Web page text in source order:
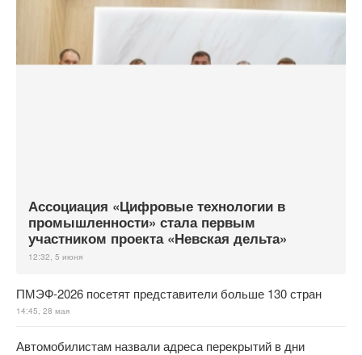
Ассоциация «Цифровые технологии в
промышленности» стала первым
участником проекта «Невская дельта»
12:32, 5 июня
ПМЭФ-2026 посетят представители больше 130 стран
14:45, 28 мая
Автомобилистам назвали адреса перекрытий в дни